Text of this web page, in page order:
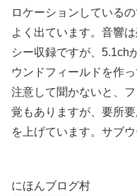
ロケーションしている
よく出ています。音響
シー収録ですが、5.1ch
ウンドフィールドを作
注意して聞かないと、
覚もありますが、要所
を上げています。サブ
にほんブログ村